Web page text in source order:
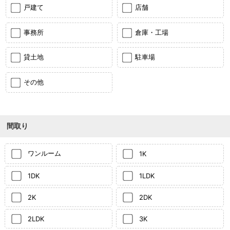
戸建て 店舗
事務所 倉庫・工場
貸土地 駐車場
その他
間取り
ワンルーム 1K
1DK 1LDK
2K 2DK
2LDK 3K